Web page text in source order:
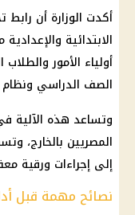
أكدت الوزارة أن رابط
الابتدائية
أولياء الأمور
الصف الدراسي ونظام
وتساعد هذه الآلية
المصريين بالخارج،
إلى إجراءات ورقية
نصائح مهمة قبل